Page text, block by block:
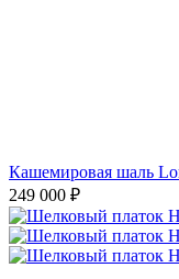
Кашемировая шаль
249 000 ₽